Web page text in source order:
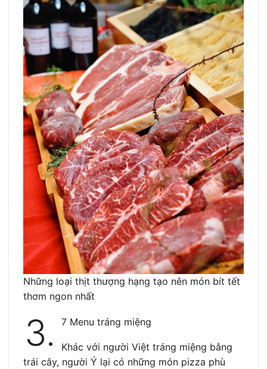
Những loại thịt thượng hạng tạo nên món bít tết
thơm ngon nhất
3. 7 Menu tráng miệng
Khác với người Việt tráng miệng bằng
trái cây, người Ý lại có những món pizza phù